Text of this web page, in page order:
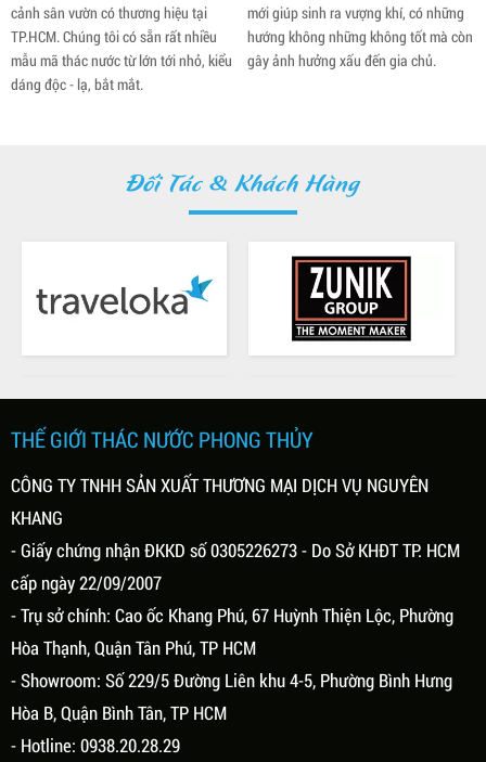
mới giúp sinh ra vượng khí, có những
hướng không những không tốt mà còn
gây ảnh hưởng xấu đến gia chủ.
tiểu cảnh, kết hợp non bộ, kết hợp bể
cá…. tái hiện lại phong cảnh thiên
nhiên hùng vĩ và sống động.
Ý NGHĨA CỦA THÁC NƯỚC
Ý nghĩa của thác nước phong thủy
(Thủy) là bản chất của sự sống nó là
có, sự sống. Vì vậy, tiểu cảnh thác
nước đẹp ngoài ý nghĩa trang trí
không gian, tăng tính thẩm mỹ thì nó
có ý nghĩa phong thủy...
Thứ hai, 01/03/2021
THÁC NƯỚC PHONG THỦY - HÓA
GIẢI VẬN MẠNG
Đặc điểm của thác phong thủy là nước
tên là phong thủy luân lưu, mang ý
Thứ hai, 01/03/2021
Đối Tác & Khách Hàng
THẾ GIỚI THÁC NƯỚC PHONG THỦY
CÔNG TY TNHH SẢN XUẤT THƯƠNG MẠI DỊCH VỤ NGUYÊN
KHANG
- Giấy chứng nhận ĐKKD số 0305226273 - Do Sở KHĐT TP. HCM
cấp ngày 22/09/2007
- Trụ sở chính: Cao ốc Khang Phú, 67 Huỳnh Thiện Lộc, Phường
Hòa Thạnh, Quận Tân Phú, TP HCM
- Showroom: Số 229/5 Đường Liên khu 4-5, Phường Bình Hưng
Hòa B, Quận Bình Tân, TP HCM